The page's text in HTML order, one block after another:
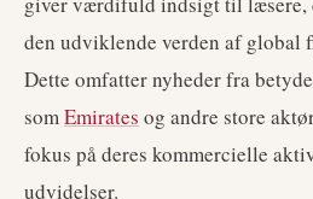
den udviklende verden af global
Dette omfatter nyheder fra
somEmirates og andre store
fokus på deres kommercielle
udvidelser.